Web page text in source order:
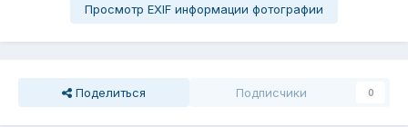
Просмотр EXIF информации фотографии
Поделиться Подписчики 0